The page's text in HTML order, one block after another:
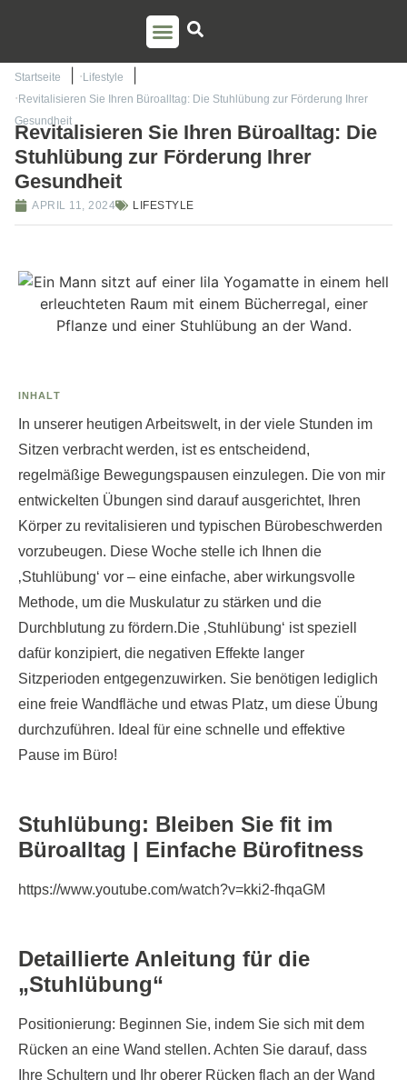
Startseite
Lifestyle
Revitalisieren Sie Ihren Büroalltag: Die Stuhlübung zur Förderung Ihrer
Gesundheit
Revitalisieren Sie Ihren Büroalltag: Die
Stuhlübung zur Förderung Ihrer
Gesundheit
APRIL 11, 2024 LIFESTYLE
INHALT
In unserer heutigen Arbeitswelt, in der viele Stunden im
Sitzen verbracht werden, ist es entscheidend,
regelmäßige Bewegungspausen einzulegen. Die von mir
entwickelten Übungen sind darauf ausgerichtet, Ihren
Körper zu revitalisieren und typischen Bürobeschwerden
vorzubeugen. Diese Woche stelle ich Ihnen die
‚Stuhlübung‘ vor – eine einfache, aber wirkungsvolle
Methode, um die Muskulatur zu stärken und die
Durchblutung zu fördern.Die ‚Stuhlübung‘ ist speziell
dafür konzipiert, die negativen Effekte langer
Sitzperioden entgegenzuwirken. Sie benötigen lediglich
eine freie Wandfläche und etwas Platz, um diese Übung
durchzuführen. Ideal für eine schnelle und effektive
Pause im Büro!
Stuhlübung: Bleiben Sie fit im
Büroalltag | Einfache Bürofitness
https://www.youtube.com/watch?v=kki2-fhqaGM
Detaillierte Anleitung für die
„Stuhlübung“
Positionierung: Beginnen Sie, indem Sie sich mit dem
Rücken an eine Wand stellen. Achten Sie darauf, dass
Ihre Schultern und Ihr oberer Rücken flach an der Wand